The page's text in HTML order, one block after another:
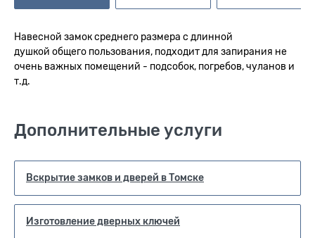
Навесной замок среднего размера с длинной
душкой общего пользования, подходит для запирания не
очень важных помещений - подсобок, погребов, чуланов и
т.д.
Дополнительные услуги
Вскрытие замков и дверей в Томске
Изготовление дверных ключей